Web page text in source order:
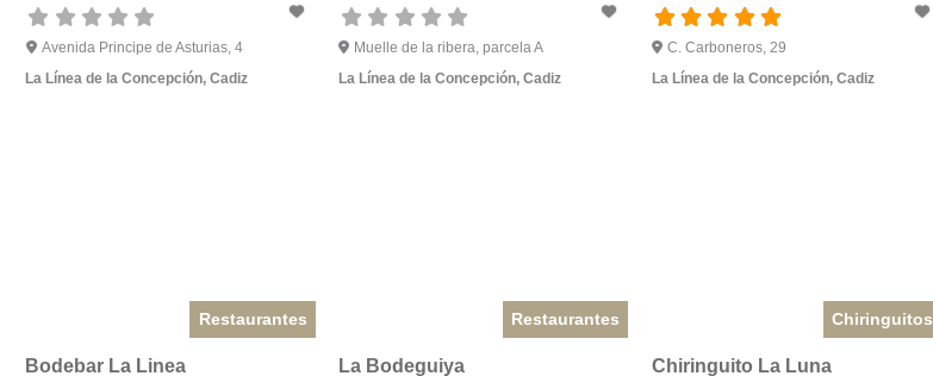
Avenida Principe de Asturias, 4
La Línea de la Concepción, Cadiz
Muelle de la ribera, parcela A
La Línea de la Concepción, Cadiz
C. Carboneros, 29
La Línea de la Concepción, Cadiz
Restaurantes
Bodebar La Linea
Restaurantes
La Bodeguiya
Chiringuitos
Chiringuito La Luna